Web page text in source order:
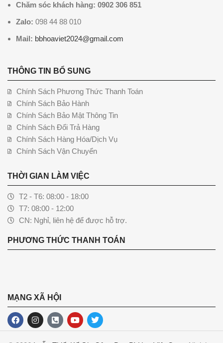
Chăm sóc khách hàng: 0902 306 851
Zalo: 098 44 88 010
Mail: bbhoaviet2024@gmail.com
THÔNG TIN BỔ SUNG
Chính Sách Phương Thức Thanh Toán
Chính Sách Bảo Hành
Chính Sách Bảo Mật Thông Tin
Chính Sách Đổi Trả Hàng
Chính Sách Hàng Hóa/Dịch Vụ
Chính Sách Vận Chuyển
THỜI GIAN LÀM VIỆC
T2 - T6: 08:00 - 18:00
T7: 08:00 - 12:00
CN: Nghỉ, liên hệ để được hỗ trợ.
PHƯƠNG THỨC THANH TOÁN
MẠNG XÃ HỘI